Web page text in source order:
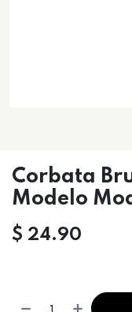
Corbata
Modelo
$ 24.90